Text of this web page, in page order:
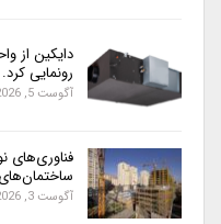
رونمایی کرد.
آگوست 5, 2026
فناوری‌های
آگوست 3, 2026